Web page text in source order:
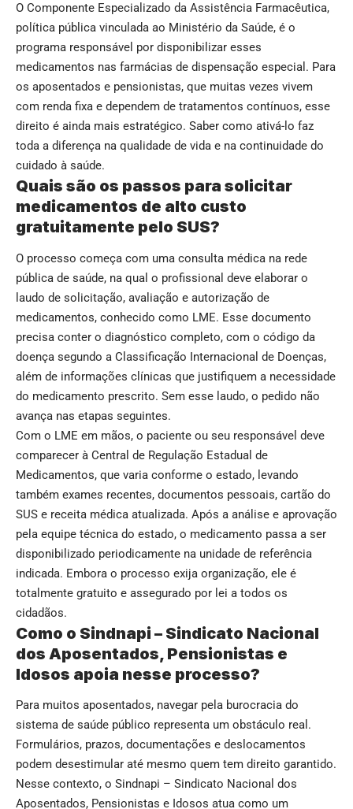
O Componente Especializado da Assistência Farmacêutica,
política pública vinculada ao Ministério da Saúde, é o
programa responsável por disponibilizar esses
medicamentos nas farmácias de dispensação especial. Para
os aposentados e pensionistas, que muitas vezes vivem
com renda fixa e dependem de tratamentos contínuos, esse
direito é ainda mais estratégico. Saber como ativá-lo faz
toda a diferença na qualidade de vida e na continuidade do
cuidado à saúde.
Quais são os passos para solicitar
medicamentos de alto custo
gratuitamente pelo SUS?
O processo começa com uma consulta médica na rede
pública de saúde, na qual o profissional deve elaborar o
laudo de solicitação, avaliação e autorização de
medicamentos, conhecido como LME. Esse documento
precisa conter o diagnóstico completo, com o código da
doença segundo a Classificação Internacional de Doenças,
além de informações clínicas que justifiquem a necessidade
do medicamento prescrito. Sem esse laudo, o pedido não
avança nas etapas seguintes.
Com o LME em mãos, o paciente ou seu responsável deve
comparecer à Central de Regulação Estadual de
Medicamentos, que varia conforme o estado, levando
também exames recentes, documentos pessoais, cartão do
SUS e receita médica atualizada. Após a análise e aprovação
pela equipe técnica do estado, o medicamento passa a ser
disponibilizado periodicamente na unidade de referência
indicada. Embora o processo exija organização, ele é
totalmente gratuito e assegurado por lei a todos os
cidadãos.
Como o Sindnapi – Sindicato Nacional
dos Aposentados, Pensionistas e
Idosos apoia nesse processo?
Para muitos aposentados, navegar pela burocracia do
sistema de saúde público representa um obstáculo real.
Formulários, prazos, documentações e deslocamentos
podem desestimular até mesmo quem tem direito garantido.
Nesse contexto, o Sindnapi – Sindicato Nacional dos
Aposentados, Pensionistas e Idosos atua como um